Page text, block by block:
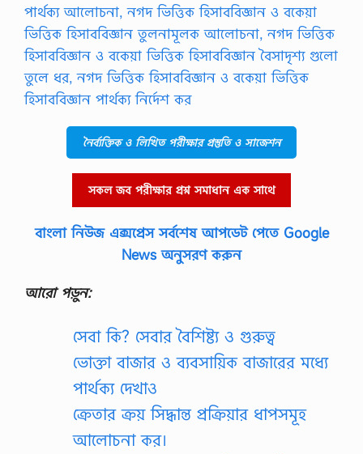
পার্থক্য আলোচনা, নগদ ভিত্তিক হিসাববিজ্ঞান ও বকেয়া
ভিত্তিক হিসাববিজ্ঞান তুলনামূলক আলোচনা, নগদ ভিত্তিক
হিসাববিজ্ঞান ও বকেয়া ভিত্তিক হিসাববিজ্ঞান বৈসাদৃশ্য গুলো
তুলে ধর, নগদ ভিত্তিক হিসাববিজ্ঞান ও বকেয়া ভিত্তিক
হিসাববিজ্ঞান পার্থক্য নির্দেশ কর
নৈর্ব্যক্তিক ও লিখিত পরীক্ষার প্রস্তুতি ও সাজেশন
সকল জব পরীক্ষার প্রশ্ন সমাধান এক সাথে
বাংলা নিউজ এক্সপ্রেস সর্বশেষ আপডেট পেতে Google
News অনুসরণ করুন
আরো পড়ুন:
সেবা কি? সেবার বৈশিষ্ট্য ও গুরুত্ব
ভোক্তা বাজার ও ব্যবসায়িক বাজারের মধ্যে
পার্থক্য দেখাও
ক্রেতার ক্রয় সিদ্ধান্ত প্রক্রিয়ার ধাপসমূহ
আলোচনা কর।